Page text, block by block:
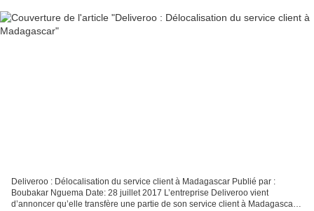
Deliveroo : Délocalisation du service client à Madagascar Publié par :
Boubakar Nguema Date: 28 juillet 2017 L’entreprise Deliveroo vient
d’annoncer qu’elle transfère une partie de son service client à Madagascar.